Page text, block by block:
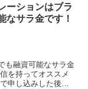
ーションはブラ
なサラ金です！
も融資可能なサラ金
を持ってオススメ
申し込みした後に